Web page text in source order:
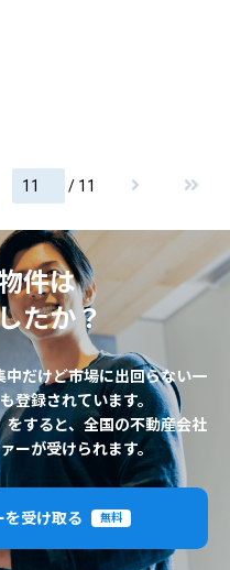
/ 11
件は
たか？
だけど市場に出回らない一
登録されています。
すると、全国の不動産会社
ーが受けられます。
を受け取る 無料